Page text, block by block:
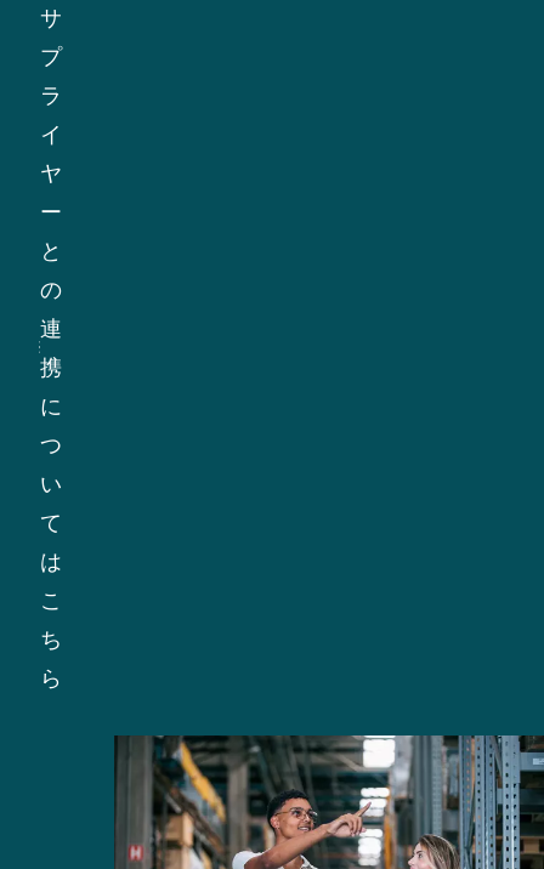
と
が
含
ま
れ
す。
に、
当
社
の
行
動
規
範
の
遵
守
を
確
認
す
る
た
め
ラ
イ
ヤ
ー
が
続
可
能
性、
倫
理、
人
権
に
関
す
る
サ
プ
ラ
イ
ヤ
ー
と
の
連
携
に
つ
い
て
は
こ
ち
ら